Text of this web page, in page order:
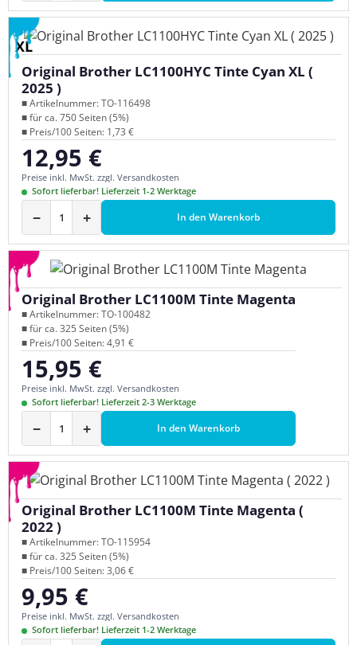
XL
Original Brother LC1100HYC Tinte Cyan XL (
2025 )
■ Artikelnummer: TO-116498
■ für ca. 750 Seiten (5%)
■ Preis/100 Seiten: 1,73 €
Regulärer Preis:
12,95 €
Preise inkl. MwSt. zzgl. Versandkosten
Sofort lieferbar! Lieferzeit 1-2 Werktage
− + In den Warenkorb
Original Brother LC1100M Tinte Magenta
■ Artikelnummer: TO-100482
■ für ca. 325 Seiten (5%)
■ Preis/100 Seiten: 4,91 €
Regulärer Preis:
15,95 €
Preise inkl. MwSt. zzgl. Versandkosten
Sofort lieferbar! Lieferzeit 2-3 Werktage
− + In den Warenkorb
Original Brother LC1100M Tinte Magenta (
2022 )
■ Artikelnummer: TO-115954
■ für ca. 325 Seiten (5%)
■ Preis/100 Seiten: 3,06 €
Regulärer Preis:
9,95 €
Preise inkl. MwSt. zzgl. Versandkosten
Sofort lieferbar! Lieferzeit 1-2 Werktage